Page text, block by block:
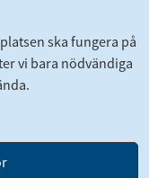
ska fungera på
vi bara nödvändiga